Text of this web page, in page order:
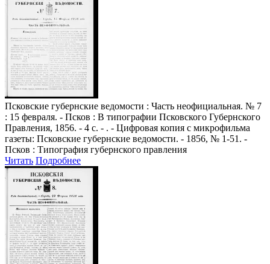
Псковские губернские ведомости : Часть неофициальная. № 7
: 15 февраля. - Псков : В типографии Псковского Губернского
Правления, 1856. - 4 с. - . - Цифровая копия с микрофильма
газеты: Псковские губернские ведомости. - 1856, № 1-51. -
Псков : Типография губернского правления
Читать Подробнее